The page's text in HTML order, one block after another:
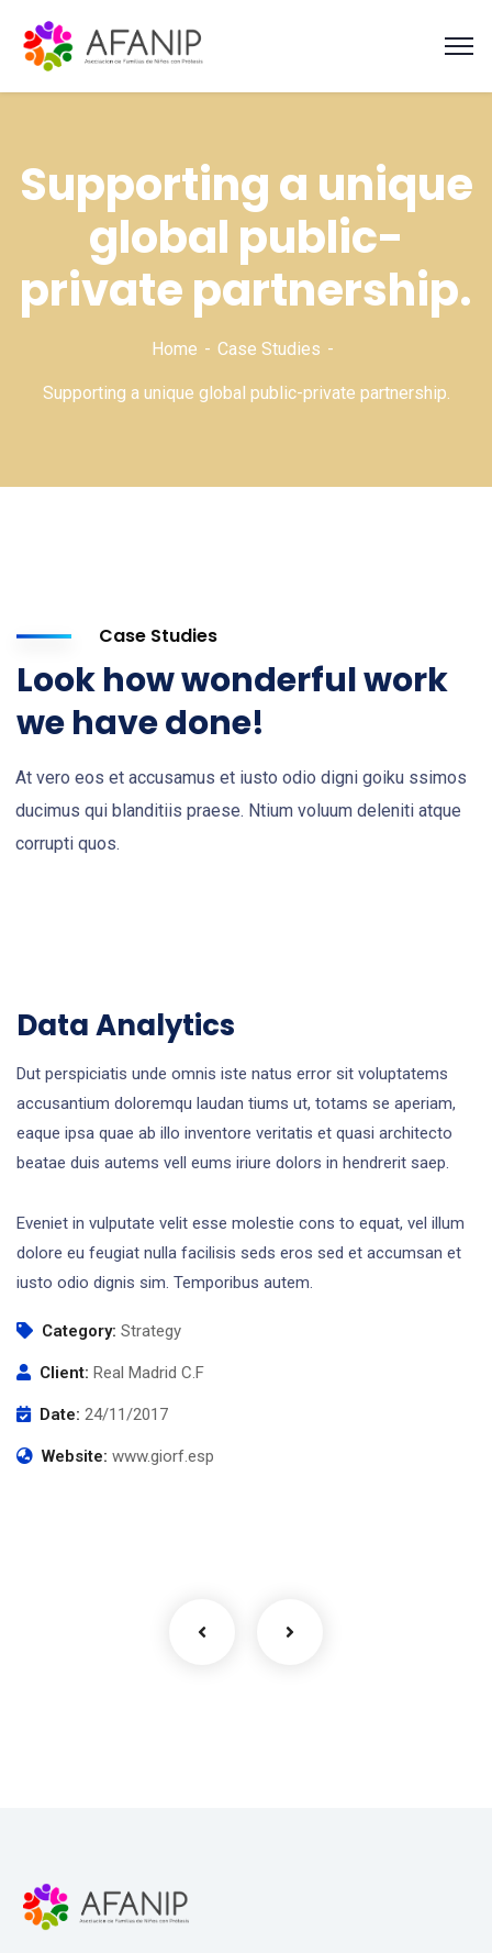
Supporting a unique
global public-
private partnership.
Home Case Studies
Supporting a unique global public-private partnership.
Case Studies
Look how wonderful work
we have done!
At vero eos et accusamus et iusto odio digni goiku ssimos
ducimus qui blanditiis praese. Ntium voluum deleniti atque
corrupti quos.
Data Analytics
Dut perspiciatis unde omnis iste natus error sit voluptatems
accusantium doloremqu laudan tiums ut, totams se aperiam,
eaque ipsa quae ab illo inventore veritatis et quasi architecto
beatae duis autems vell eums iriure dolors in hendrerit saep.
Eveniet in vulputate velit esse molestie cons to equat, vel illum
dolore eu feugiat nulla facilisis seds eros sed et accumsan et
iusto odio dignis sim. Temporibus autem.
Category: Strategy
Client: Real Madrid C.F
Date: 24/11/2017
Website: www.giorf.esp